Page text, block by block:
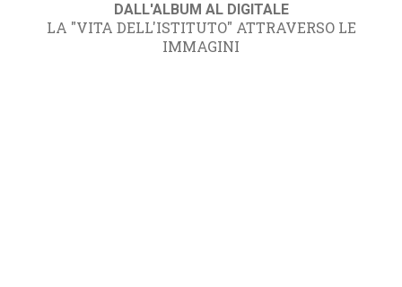
DALL'ALBUM AL DIGITALE
LA "VITA DELL'ISTITUTO" ATTRAVERSO LE
IMMAGINI